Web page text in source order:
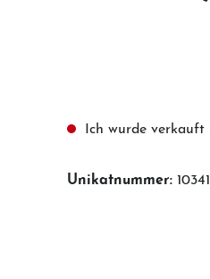
Ich wurde
Unikatnummer: 10341